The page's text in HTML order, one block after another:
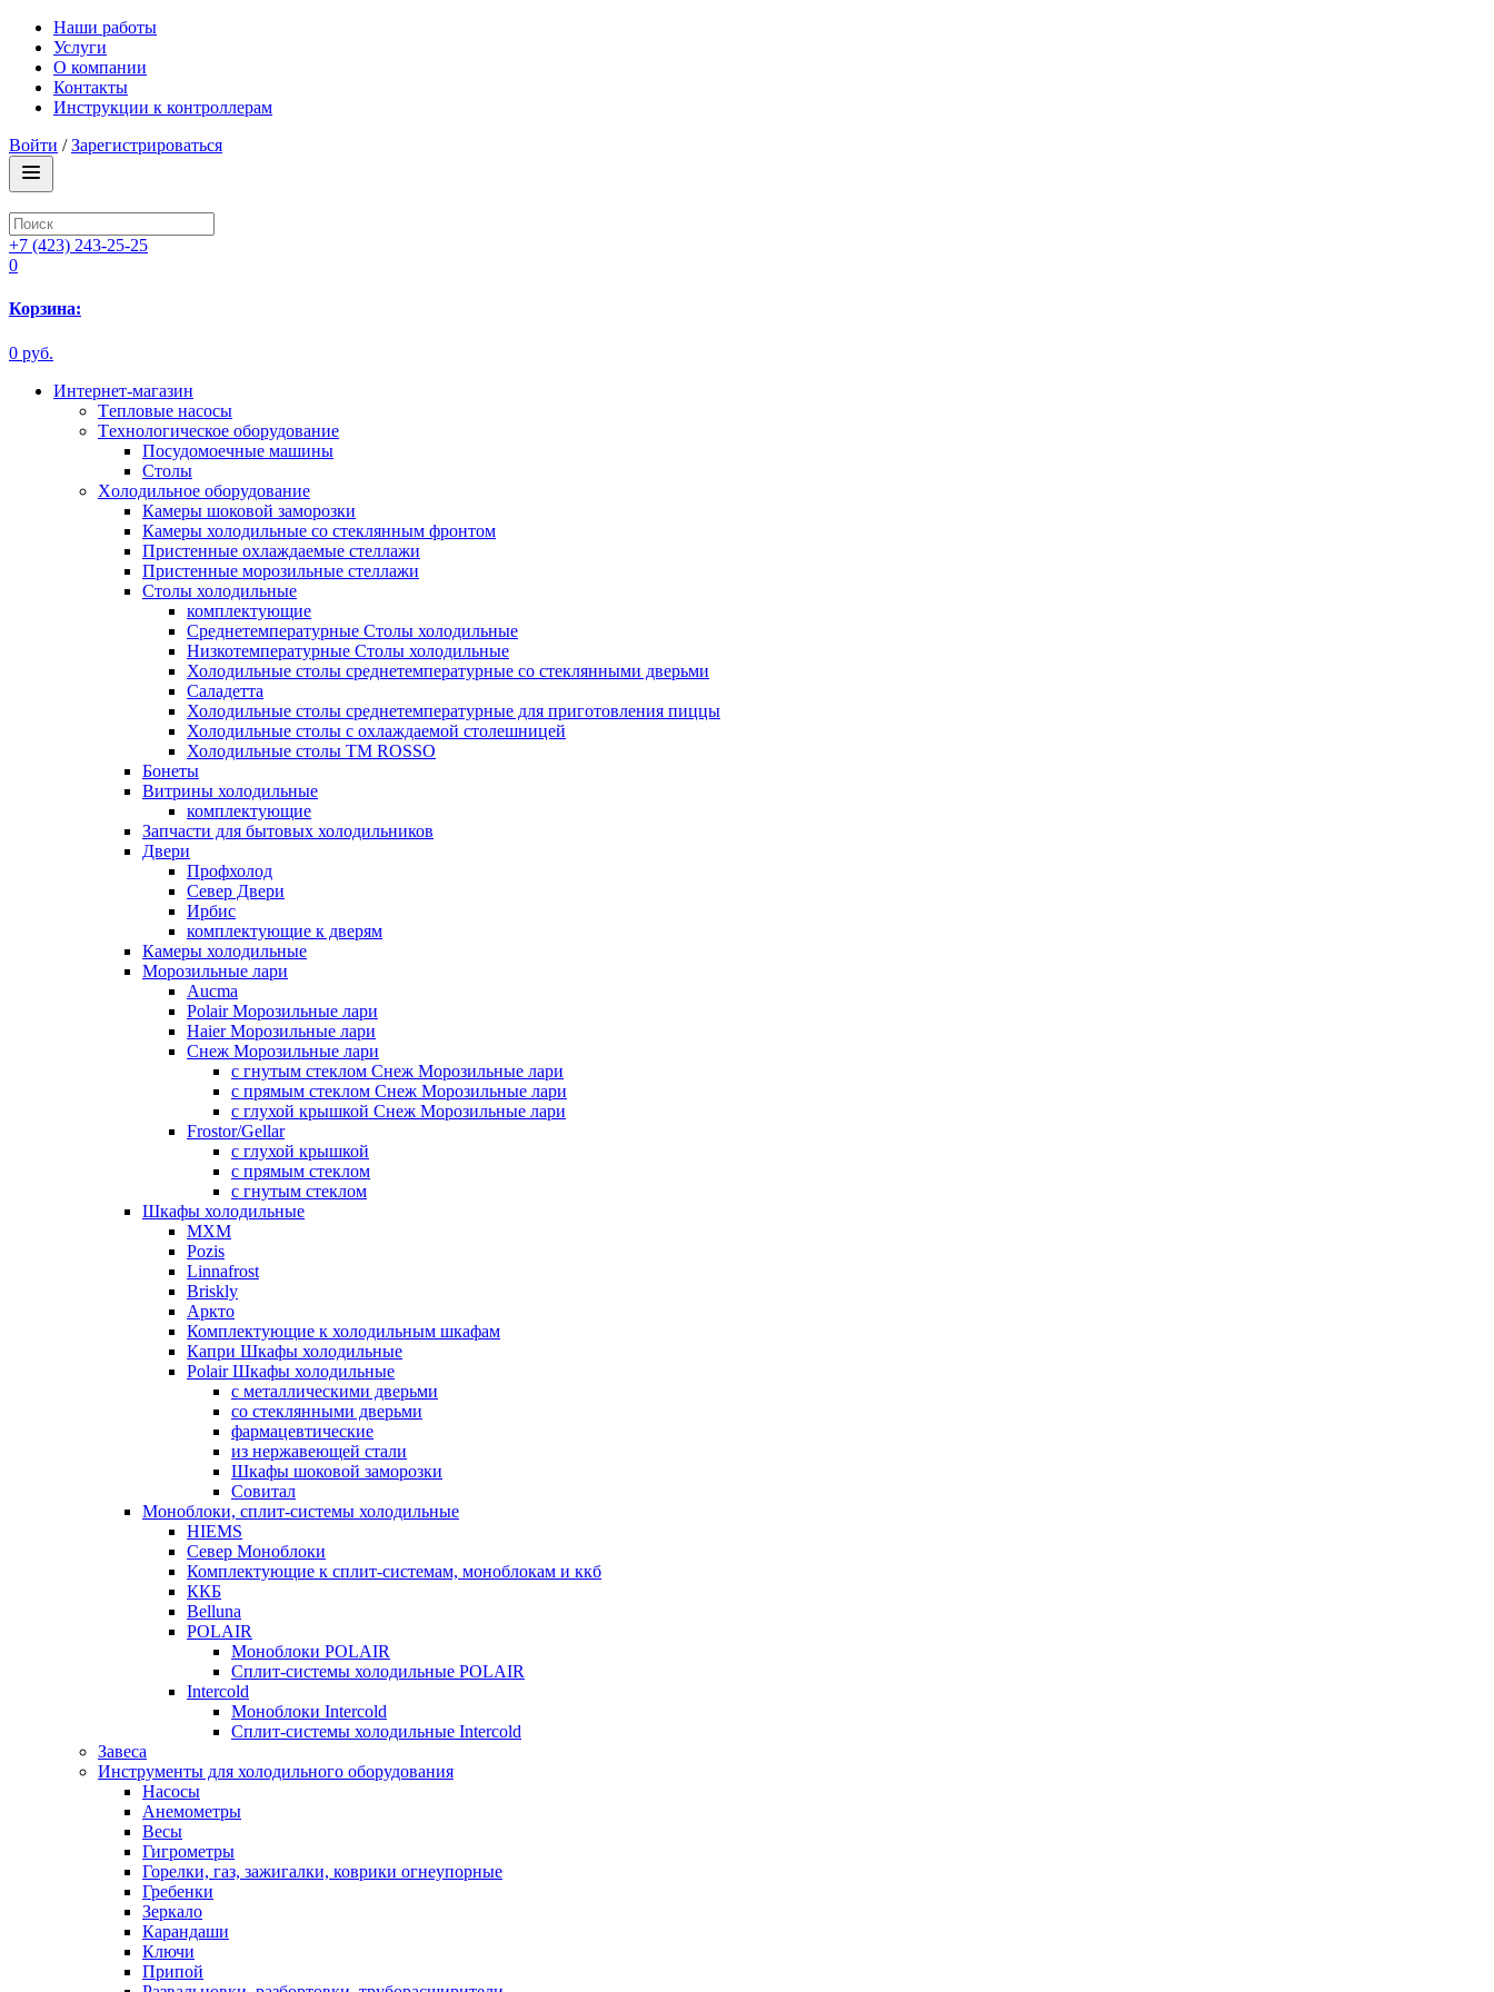
Наши работы
Услуги
О компании
Контакты
Инструкции к контроллерам
Войти /Зарегистрироваться
+7 (423) 243-25-25
0
Корзина:
0 руб.
Интернет-магазин
Tепловые насосы
Tехнологическое оборудование
Посудомоечные машины
Столы
Xолодильное оборудование
Камеры шоковой заморозки
Камеры холодильные со стеклянным фронтом
Пристенные охлаждаемые стеллажи
Пристенные морозильные стеллажи
Столы холодильные
комплектующие
Среднетемпературные Столы холодильные
Низкотемпературные Столы холодильные
Холодильные столы среднетемпературные со стеклянными дверьми
Саладетта
Холодильные столы среднетемпературные для приготовления пиццы
Холодильные столы с охлаждаемой столешницей
Холодильные столы ТМ ROSSO
Бонеты
Витрины холодильные
комплектующие
Запчасти для бытовых холодильников
Двери
Профхолод
Север Двери
Ирбис
комплектующие к дверям
Камеры холодильные
Морозильные лари
Aucma
Polair Морозильные лари
Haier Морозильные лари
Снеж Морозильные лари
с гнутым стеклом Снеж Морозильные лари
с прямым стеклом Снеж Морозильные лари
с глухой крышкой Снеж Морозильные лари
Frostor/Gellar
с глухой крышкой
с прямым стеклом
с гнутым стеклом
Шкафы холодильные
МХМ
Pozis
Linnafrost
Briskly
Аркто
Комплектующие к холодильным шкафам
Капри Шкафы холодильные
Polair Шкафы холодильные
с металлическими дверьми
со стеклянными дверьми
фармацевтические
из нержавеющей стали
Шкафы шоковой заморозки
Совитал
Моноблоки, сплит-системы холодильные
HIEMS
Север Моноблоки
Комплектующие к сплит-системам, моноблокам и ккб
ККБ
Belluna
POLAIR
Моноблоки POLAIR
Сплит-системы холодильные POLAIR
Intercold
Моноблоки Intercold
Сплит-системы холодильные Intercold
Завеса
Инструменты для холодильного оборудования
Насосы
Анемометры
Весы
Гигрометры
Горелки, газ, зажигалки, коврики огнеупорные
Гребенки
Зеркало
Карандаши
Ключи
Припой